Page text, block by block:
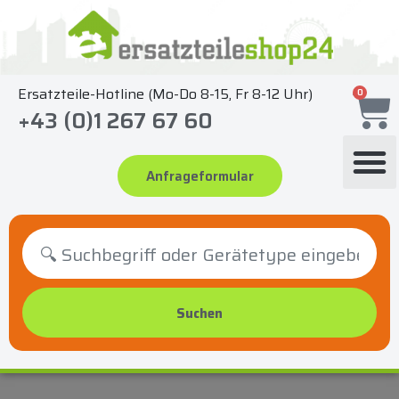
springen
Ersatzteile-Hotline (Mo-Do 8-15, Fr 8-12 Uhr)
+43 (0)1 267 67 60
Anfrageformular
0